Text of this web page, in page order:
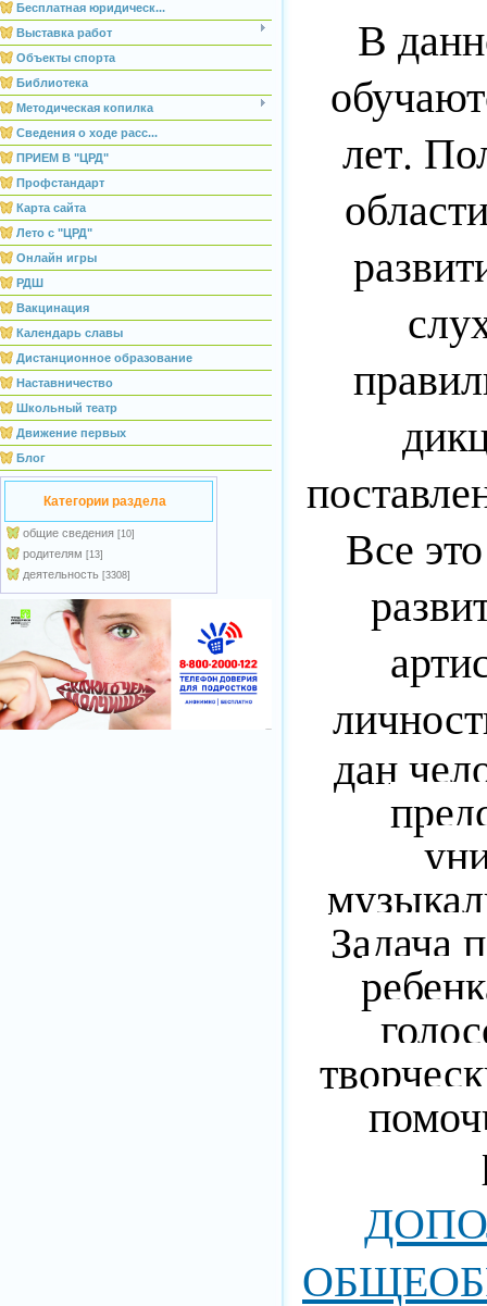
Бесплатная юридическ...
Выставка работ
Объекты спорта
Библиотека
Методическая копилка
Сведения о ходе расс...
ПРИЕМ В "ЦРД"
Профстандарт
Карта сайта
Лето с "ЦРД"
Онлайн игры
РДШ
Вакцинация
Календарь славы
Дистанционное образование
Наставничество
Школьный театр
Движение первых
Блог
Категории раздела
общие сведения [10]
родителям [13]
деятельность [3308]
В
лет.
Все
дан
Задача